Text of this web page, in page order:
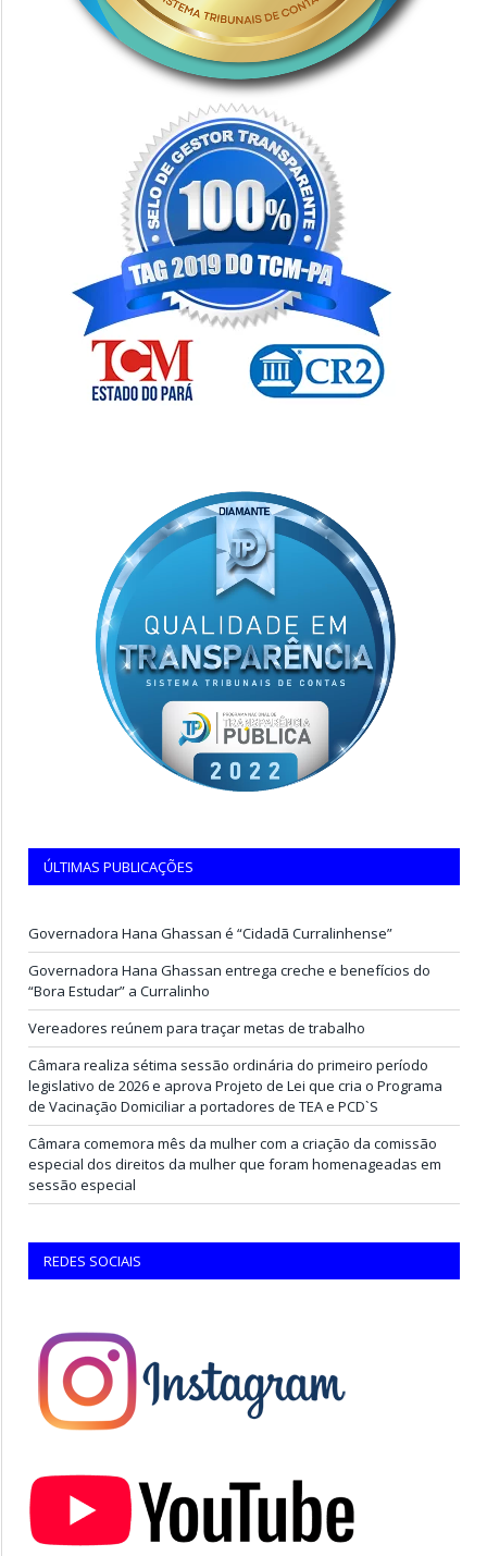
ÚLTIMAS PUBLICAÇÕES
Governadora Hana Ghassan é “Cidadã Curralinhense”
Governadora Hana Ghassan entrega creche e benefícios do
“Bora Estudar” a Curralinho
Vereadores reúnem para traçar metas de trabalho
Câmara realiza sétima sessão ordinária do primeiro período
legislativo de 2026 e aprova Projeto de Lei que cria o Programa
de Vacinação Domiciliar a portadores de TEA e PCD`S
Câmara comemora mês da mulher com a criação da comissão
especial dos direitos da mulher que foram homenageadas em
sessão especial
REDES SOCIAIS